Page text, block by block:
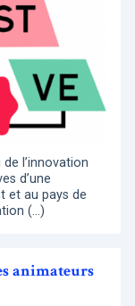
l’innovation
d’une
et au pays de
(…)
animateurs